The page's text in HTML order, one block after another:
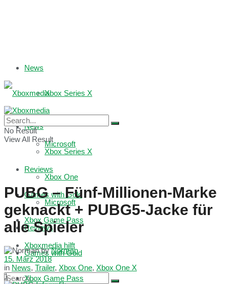
News
Xbox Series X
Microsoft
Reviews
Games with Gold
Xbox Game Pass
Xboxmedia hilft
News
Xbox Series X
Xbox One
Microsoft
Reviews
Games with Gold
Xbox Game Pass
No Result
View All Result
PUBG – Fünf-Millionen-Marke
geknackt + PUBG5-Jacke für
alle Spieler
by Norman
15. März 2018
in News, Trailer, Xbox One, Xbox One X
1